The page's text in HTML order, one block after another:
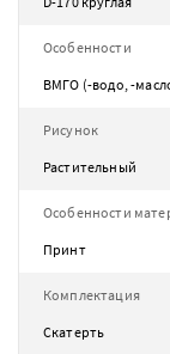
Особенности
ВМГО (-водо, -
Рисунок
Растительный
Особенности
Принт
Комплектация
Скатерть